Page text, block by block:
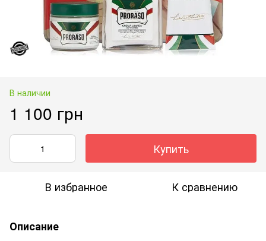
В наличии
1 100 грн
Купить
В избранное К сравнению
Описание